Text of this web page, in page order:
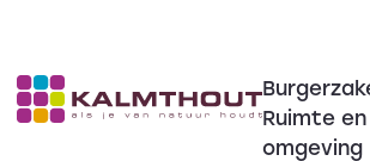
Ruimte en
omgeving